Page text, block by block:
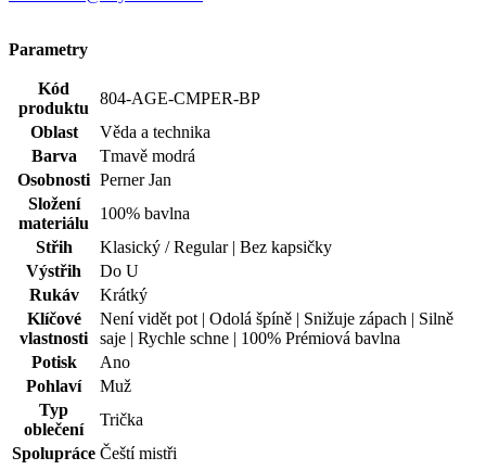
Parametry
Kód
produktu
804-AGE-CMPER-BP
Oblast
Věda a technika
Barva
Tmavě modrá
Osobnosti Perner Jan
Složení
materiálu
100% bavlna
Střih
Klasický / Regular | Bez kapsičky
Výstřih
Do U
Rukáv
Krátký
Klíčové
vlastnosti
Není vidět pot | Odolá špíně | Snižuje zápach | Silně
saje | Rychle schne | 100% Prémiová bavlna
Potisk
Ano
Pohlaví
Muž
Typ
oblečení
Trička
Spolupráce Čeští mistři